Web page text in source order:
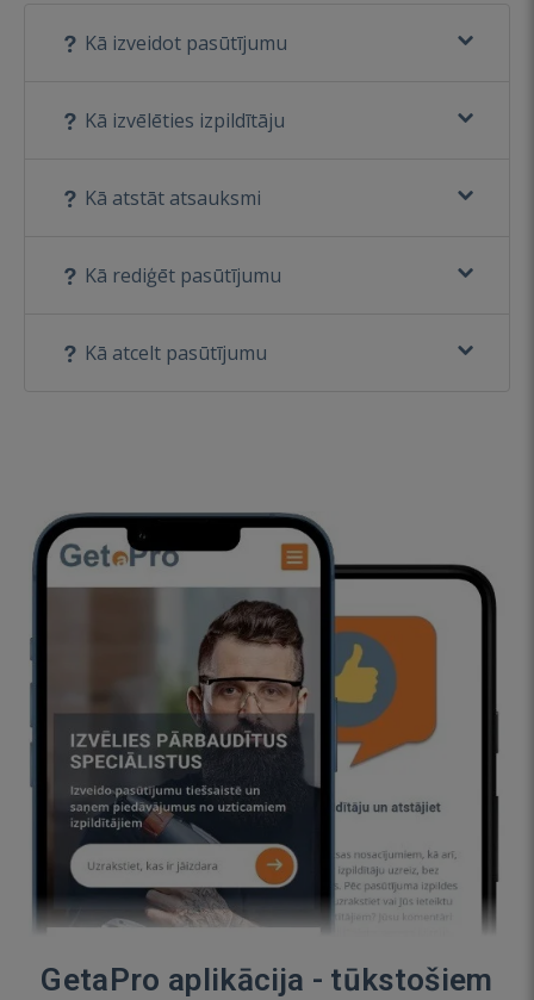
Kā izveidot pasūtījumu
Kā izvēlēties izpildītāju
Kā atstāt atsauksmi
Kā rediģēt pasūtījumu
Kā atcelt pasūtījumu
GetaPro aplikācija - tūkstošiem